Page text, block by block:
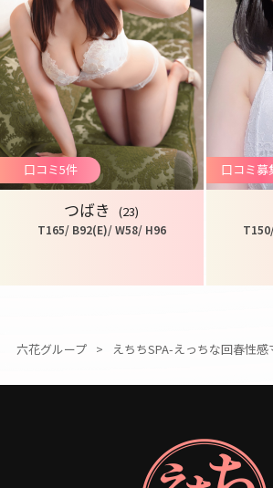
口コミ5件
つばき (23)
T165/ B92(E)/ W58/ H96
口コミ募
六花グループ えちちSPA-えっちな回春性